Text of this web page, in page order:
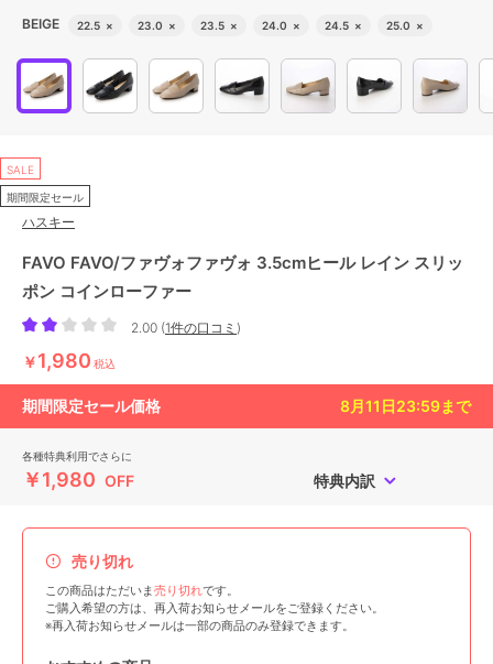
BEIGE 22.5 × 23.0 × 23.5 × 24.0 × 24.5 × 25.0 ×
SALE
期間限定セール
ハスキー
FAVO FAVO/ファヴォファヴォ 3.5cmヒール レイン スリッ
ポン コインローファー
2.00 (1件の口コミ )
￥1,980 税込
期間限定セール価格 8月11日23:59まで
各種特典利用でさらに
￥1,980 OFF 特典内訳
売り切れ
この商品はただいま売り切れです。
ご購入希望の方は、再入荷お知らせメールをご登録ください。
※再入荷お知らせメールは一部の商品のみ登録できます。